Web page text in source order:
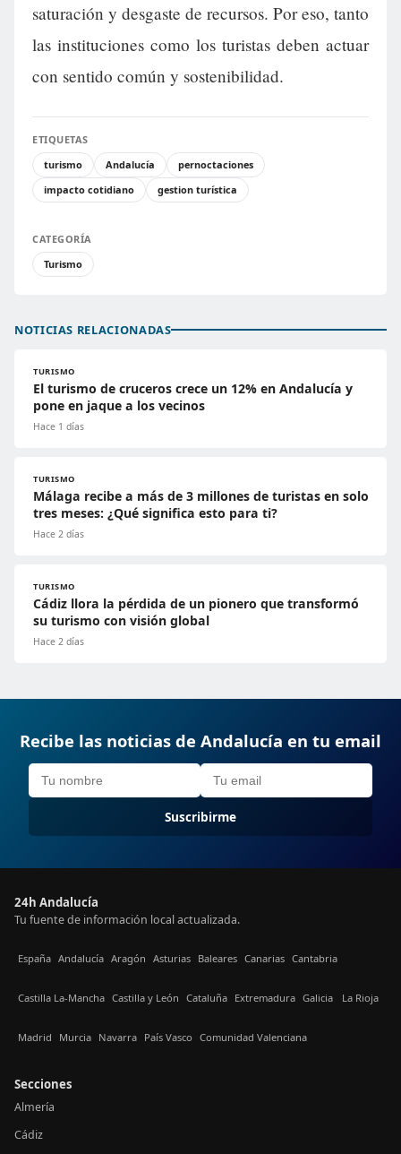
saturación y desgaste de recursos. Por eso, tanto
las instituciones como los turistas deben actuar
con sentido común y sostenibilidad.
ETIQUETAS
turismo
Andalucía
pernoctaciones
impacto cotidiano
gestion turística
CATEGORÍA
Turismo
NOTICIAS RELACIONADAS
TURISMO
El turismo de cruceros crece un 12% en Andalucía y
pone en jaque a los vecinos
Hace 1 días
TURISMO
Málaga recibe a más de 3 millones de turistas en solo
tres meses: ¿Qué significa esto para ti?
Hace 2 días
TURISMO
Cádiz llora la pérdida de un pionero que transformó
su turismo con visión global
Hace 2 días
Recibe las noticias de Andalucía en tu email
Suscribirme
24h Andalucía
Tu fuente de información local actualizada.
España Andalucía Aragón Asturias Baleares Canarias Cantabria
Castilla La-Mancha Castilla y León Cataluña Extremadura Galicia La Rioja
Madrid Murcia Navarra País Vasco Comunidad Valenciana
Secciones
Almería
Cádiz